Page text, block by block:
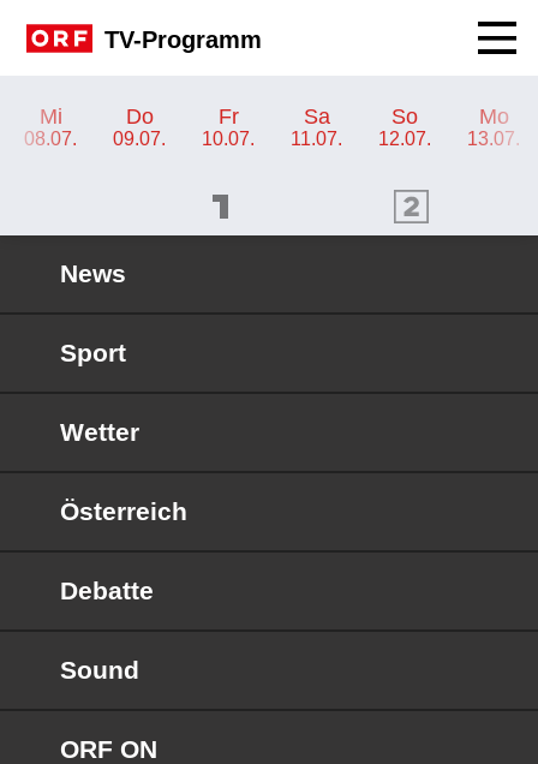
TV-Programm
Mi
08.07.
Do
09.07.
Fr
10.07.
Sa
11.07.
So
12.07.
Mo
13.07.
ORF 2 Programm
News
Sport
Wetter
Österreich
Debatte
Sound
ORF ON